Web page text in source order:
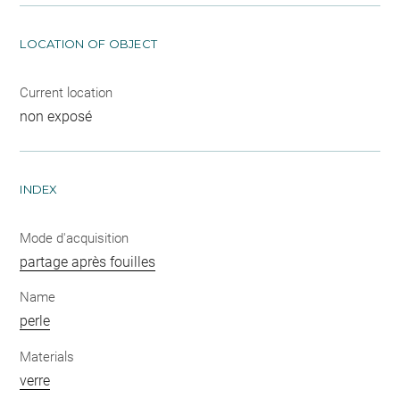
LOCATION OF OBJECT
Current location
non exposé
INDEX
Mode d'acquisition
partage après fouilles
Name
perle
Materials
verre